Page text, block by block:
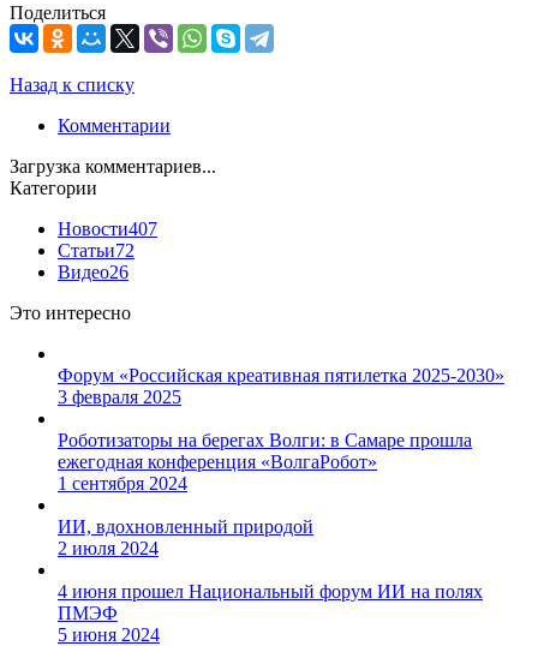
Поделиться
Назад к списку
Комментарии
Загрузка комментариев...
Категории
Новости407
Статьи72
Видео26
Это интересно
Форум «Российская креативная пятилетка 2025-2030»
3 февраля 2025
Роботизаторы на берегах Волги: в Самаре прошла
ежегодная конференция «ВолгаРобот»
1 сентября 2024
ИИ, вдохновленный природой
2 июля 2024
4 июня прошел Национальный форум ИИ на полях
ПМЭФ
5 июня 2024